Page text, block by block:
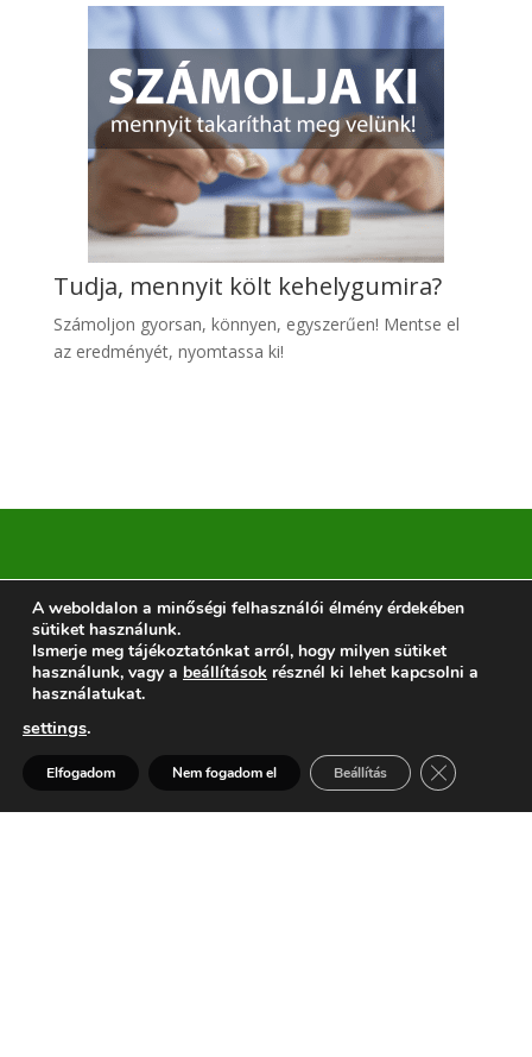
Tudja, mennyit költ kehelygumira?
Számoljon gyorsan, könnyen, egyszerűen! Mentse el
az eredményét, nyomtassa ki!
Kérdezne, árajánlatot
kérne? Szeretne időben
értesülni a hírekről,
akciókról?
A weboldalon a minőségi felhasználói élmény érdekében
sütiket használunk.
Ismerje meg tájékoztatónkat arról, hogy milyen sütiket
használunk, vagy a beállítások résznél ki lehet kapcsolni a
használatukat.
settings.
Elfogadom Nem fogadom el Beállítás Close
Kérdése van? Segítünk >
chaty